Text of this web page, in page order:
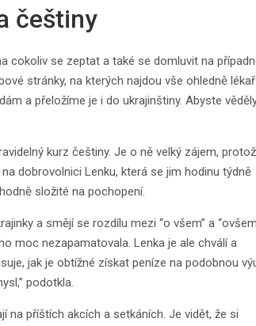
češtiny
cokoliv se zeptat a také se domluvit na
stránky, na kterých najdou vše ohledně
a přeložíme je i do ukrajinštiny. Abyste
kurz češtiny. Je o ně velký zájem,
dobrovolnici Lenku, která se jim hodinu týdně
složité na pochopení.
a smějí se rozdílu mezi “o všem” a
moc nezapamatovala. Lenka je ale chválí a
jak je obtížné získat peníze na podobnou
podotkla.
na příštích akcích a setkáních. Je vidět, že si